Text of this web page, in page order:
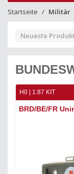
Startseite Militär
Neueste
H0 | 1:87 KIT
BRD/BE/FR